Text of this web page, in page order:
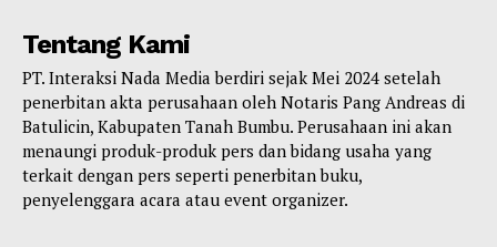
Tentang Kami
PT. Interaksi Nada Media berdiri sejak Mei 2024 setelah
penerbitan akta perusahaan oleh Notaris Pang Andreas di
Batulicin, Kabupaten Tanah Bumbu. Perusahaan ini akan
menaungi produk-produk pers dan bidang usaha yang
terkait dengan pers seperti penerbitan buku,
penyelenggara acara atau event organizer.